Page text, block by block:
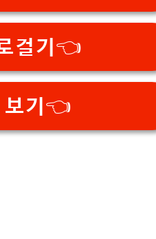
걸기👈
기👈